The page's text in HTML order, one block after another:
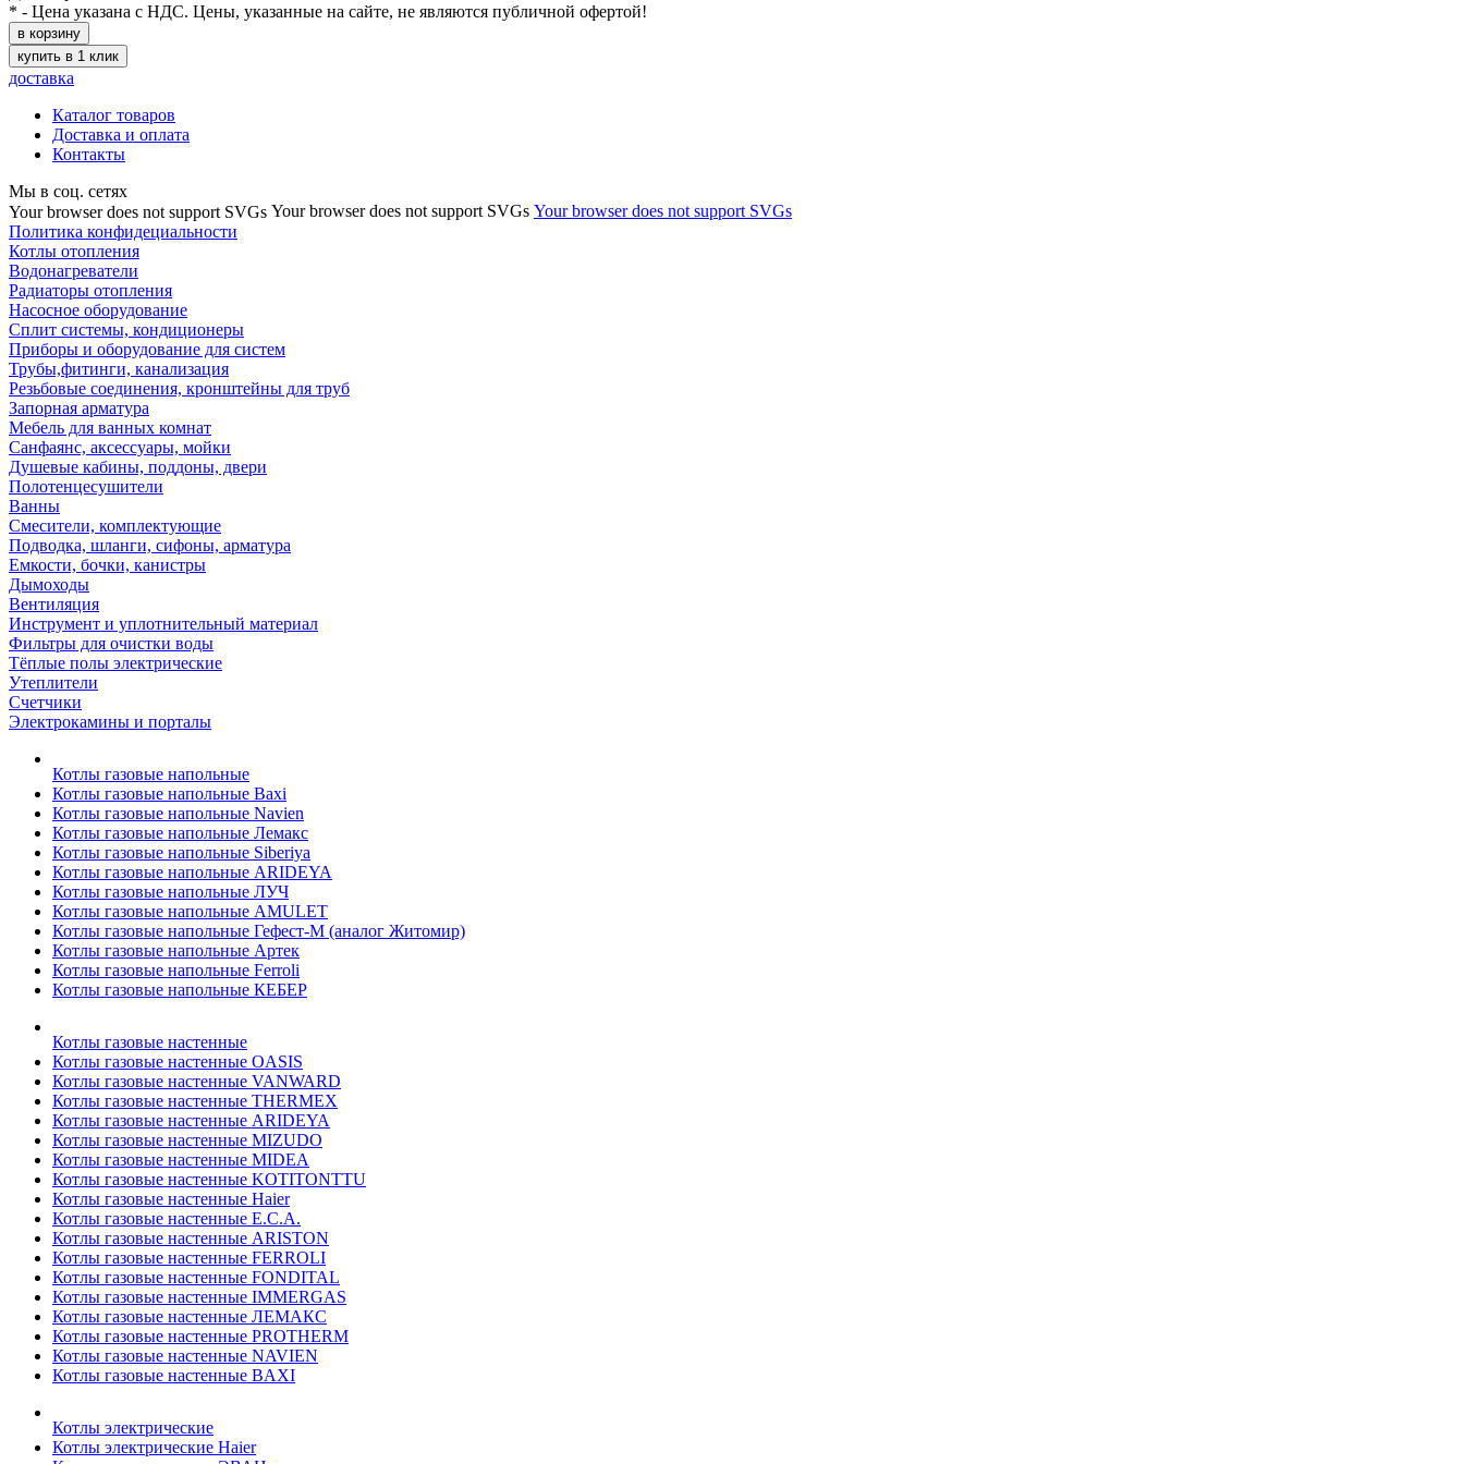
* - Цена указана с НДС. Цены, указанные на сайте, не являются публичной офертой!
в корзину
купить в 1 клик
доставка
Каталог товаров
Доставка и оплата
Контакты
Мы в соц. сетях
Your browser does not support SVGs Your browser does not support SVGs Your browser does not support SVGs
Политика конфидециальности
Котлы отопления
Водонагреватели
Радиаторы отопления
Насосное оборудование
Сплит системы, кондиционеры
Приборы и оборудование для систем
Трубы,фитинги, канализация
Резьбовые соединения, кронштейны для труб
Запорная арматура
Мебель для ванных комнат
Санфаянс, аксессуары, мойки
Душевые кабины, поддоны, двери
Полотенцесушители
Ванны
Смесители, комплектующие
Подводка, шланги, сифоны, арматура
Емкости, бочки, канистры
Дымоходы
Вентиляция
Инструмент и уплотнительный материал
Фильтры для очистки воды
Тёплые полы электрические
Утеплители
Счетчики
Электрокамины и порталы
Котлы газовые напольные
Котлы газовые напольные Baxi
Котлы газовые напольные Navien
Котлы газовые напольные Лемакс
Котлы газовые напольные Siberiya
Котлы газовые напольные ARIDEYA
Котлы газовые напольные ЛУЧ
Котлы газовые напольные AMULET
Котлы газовые напольные Гефест-М (аналог Житомир)
Котлы газовые напольные Артек
Котлы газовые напольные Ferroli
Котлы газовые напольные КЕБЕР
Котлы газовые настенные
Котлы газовые настенные OASIS
Котлы газовые настенные VANWARD
Котлы газовые настенные THERMEX
Котлы газовые настенные ARIDEYA
Котлы газовые настенные MIZUDO
Котлы газовые настенные MIDEA
Котлы газовые настенные KOTITONTTU
Котлы газовые настенные Haier
Котлы газовые настенные E.C.A.
Котлы газовые настенные ARISTON
Котлы газовые настенные FERROLI
Котлы газовые настенные FONDITAL
Котлы газовые настенные IMMERGAS
Котлы газовые настенные ЛЕМАКС
Котлы газовые настенные PROTHERM
Котлы газовые настенные NAVIEN
Котлы газовые настенные BAXI
Котлы электрические
Котлы электрические Haier